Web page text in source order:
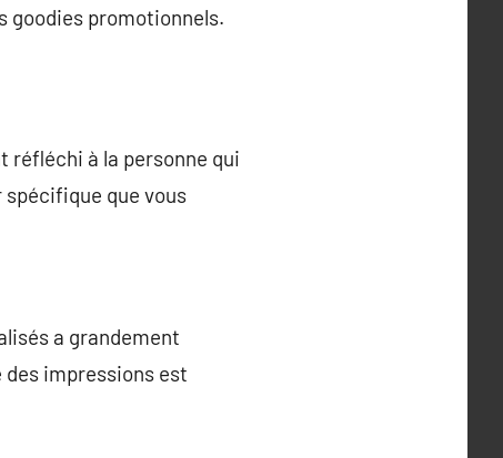
goodies promotionnels.
réfléchi à la personne qui
spécifique que vous
a grandement
impressions est